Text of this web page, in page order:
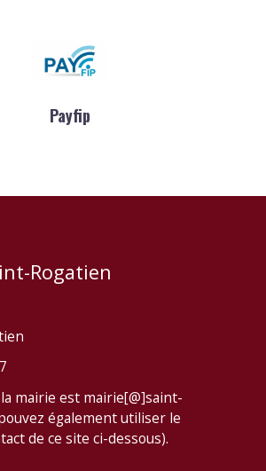
Payfip
Rogatien
la mairie est mairie[@]saint-
également utiliser le
de ce site ci-dessous).